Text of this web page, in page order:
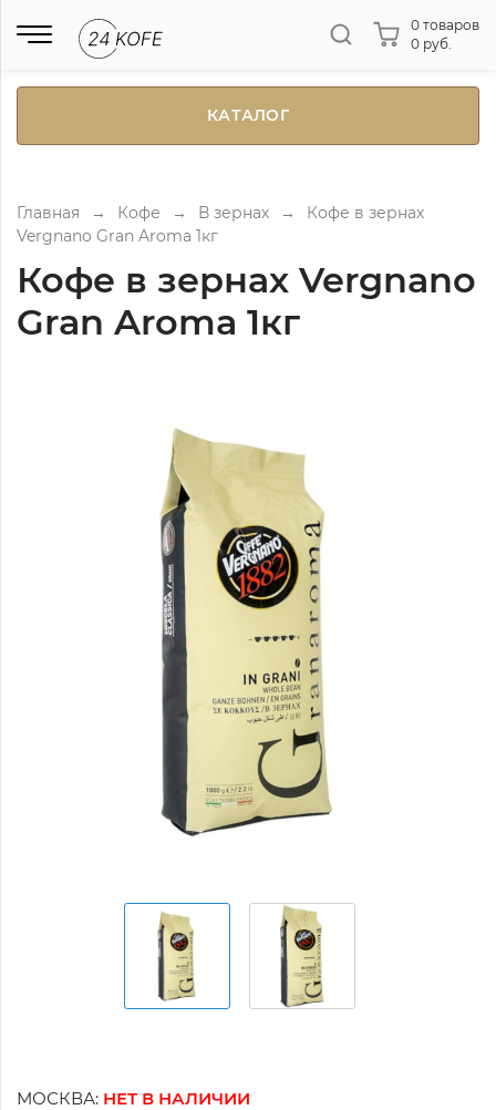
0 товаров
0 руб.
КАТАЛОГ
Главная → Кофе → В зернах →
Кофе в зернах
Vergnano Gran Aroma 1кг
Кофе в зернах Vergnano
Gran Aroma 1кг
МОСКВА: НЕТ В НАЛИЧИИ